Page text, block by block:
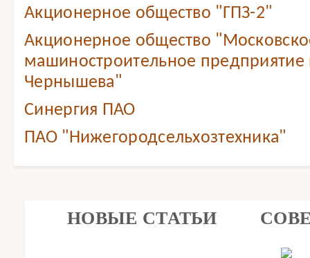
Акционерное общество "ГПЗ-2"
Акционерное общество
машиностроительное
Чернышева"
Синергия ПАО
ПАО "Нижегородсельхозтехника"
НОВЫЕ СТАТЬИ